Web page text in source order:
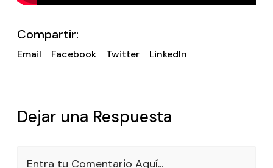
Compartir:
Email Facebook Twitter LinkedIn
Dejar una Respuesta
Entra tu Comentario Aquí...